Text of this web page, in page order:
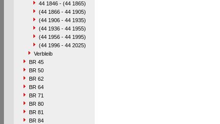
44 1846 - (44 1865)
(44 1866 - 44 1905)
(44 1906 - 44 1935)
(44 1936 - 44 1955)
(44 1956 - 44 1995)
(44 1996 - 44 2025)
Verbleib
BR 45
BR 50
BR 62
BR 64
BR 71
BR 80
BR 81
BR 84